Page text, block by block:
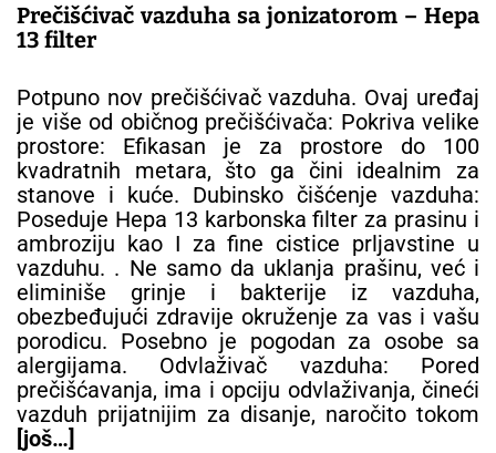
Prečišćivač vazduha sa jonizatorom – Hepa
13 filter
Potpuno nov prečišćivač vazduha. Ovaj uređaj
je više od običnog prečišćivača: Pokriva velike
prostore: Efikasan je za prostore do 100
kvadratnih metara, što ga čini idealnim za
stanove i kuće. Dubinsko čišćenje vazduha:
Poseduje Hepa 13 karbonska filter za prasinu i
ambroziju kao I za fine cistice prljavstine u
vazduhu. . Ne samo da uklanja prašinu, već i
eliminiše grinje i bakterije iz vazduha,
obezbeđujući zdravije okruženje za vas i vašu
porodicu. Posebno je pogodan za osobe sa
alergijama. Odvlaživač vazduha: Pored
prečišćavanja, ima i opciju odvlaživanja, čineći
vazduh prijatnijim za disanje, naročito tokom
[još…]